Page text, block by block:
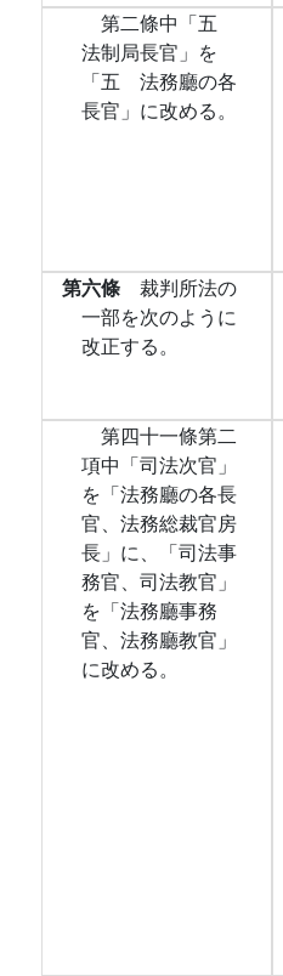
第二條中「五
法制局長官」を
「五 法務廳の各
長官」に改める。
第六條 裁判所法の
一部を次のように
改正する。
第四十一條第二
項中「司法次官」
を「法務廳の各長
官、法務総裁官房
長」に、「司法事
務官、司法教官」
を「法務廳事務
官、法務廳教官」
に改める。